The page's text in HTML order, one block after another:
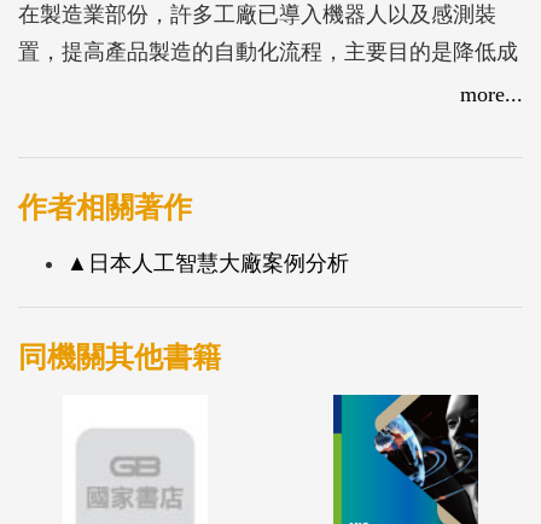
在製造業部份，許多工廠已導入機器人以及感測裝
置，提高產品製造的自動化流程，主要目的是降低成
本與提高生產效能；工廠整體運作管理、生產與經營
於AI發展的機器流程自動化解決方案，也正逐步的拓
展當中，協助例行性業務處理、資料收集與分析，並
之工廠陸續導入AI技術，提高產品製造的自動化流
程，並掌握零組件的運作狀況與生命週期，進行設備
預診斷之應用以提升維護效率。
業者提出了各種對惡意軟體攻擊等主題的新解決方
案；實體維安則著重於攝影機搭載AI功能的需求，並
活用機器人裝置，同時滿足維安規模與人力使用效率
more...
作者相關著作
▲日本人工智慧大廠案例分析
同機關其他書籍